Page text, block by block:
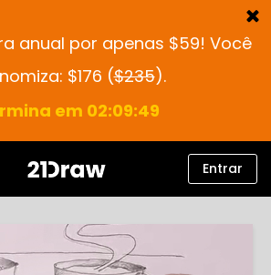
anual por apenas $59! Você
$176 ($235).
em 02:09:48
Entrar